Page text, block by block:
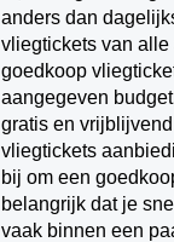
anders dan
vliegtickets van
goedkoop
aangegeven
gratis en
vliegtickets
bij om een
belangrijk dat je
vaak binnen een